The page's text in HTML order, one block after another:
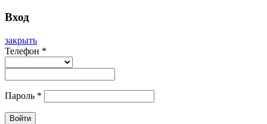
Вход
закрыть
Телефон *
Пароль *
Войти